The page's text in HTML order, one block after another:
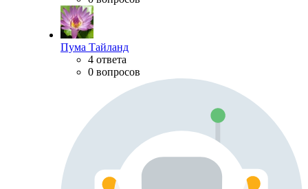
Пума Тайланд
4 ответа
0 вопросов